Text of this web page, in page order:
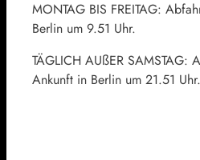
MONTAG BIS FREITAG:
Berlin um 9.51 Uhr.
TÄGLICH AUßER SAMSTAG:
Ankunft in Berlin um 21.51 Uhr.